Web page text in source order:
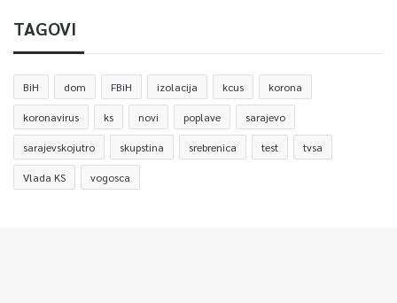
TAGOVI
BiH dom FBiH izolacija kcus korona
koronavirus ks novi poplave sarajevo
sarajevskojutro skupstina srebrenica test tvsa
Vlada KS vogosca